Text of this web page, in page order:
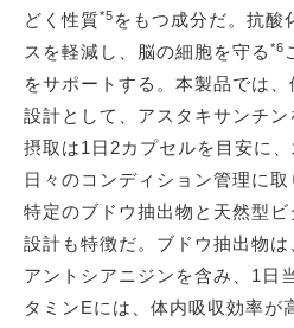
どく性質*5 をもつ成分だ。抗酸
スを軽減し、脳の細胞を守る *6
をサポートする。本製品では
設計として、アスタキサンチン
摂取は1日2カプセルを目安に、
日々のコンディション管理に
特定のブドウ抽出物と天然型
設計も特徴だ。ブドウ抽出物
アントシアニジンを含み、1日
タミンEには、体内吸収効率が